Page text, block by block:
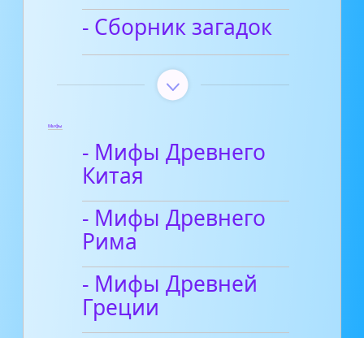
- Сборник загадок
Мифы
- Мифы Древнего
Китая
- Мифы Древнего
Рима
- Мифы Древней
Греции